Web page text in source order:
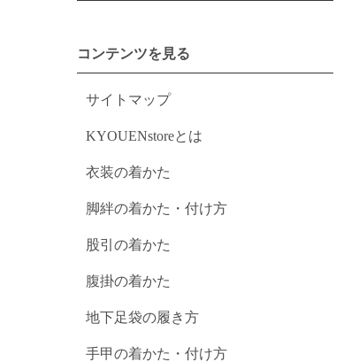
コンテンツを見る
サイトマップ
KYOUENstoreとは
衣装の着かた
脚絆の着かた・付け方
股引の着かた
腹掛の着かた
地下足袋の履き方
手甲の着かた・付け方